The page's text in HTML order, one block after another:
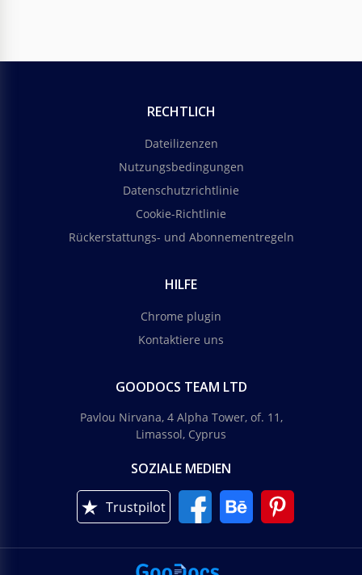
RECHTLICH
Dateilizenzen
Nutzungsbedingungen
Datenschutzrichtlinie
Cookie-Richtlinie
Rückerstattungs- und Abonnementregeln
HILFE
Chrome plugin
Kontaktiere uns
GOODOCS TEAM LTD
Pavlou Nirvana, 4 Alpha Tower, of. 11,
Limassol, Cyprus
SOZIALE MEDIEN
Trustpilot